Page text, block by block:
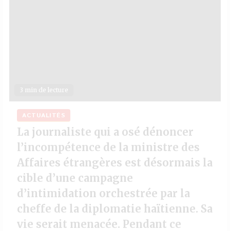
3 min de lecture
ACTUALITÉS
La journaliste qui a osé dénoncer
l’incompétence de la ministre des
Affaires étrangères est désormais la
cible d’une campagne
d’intimidation orchestrée par la
cheffe de la diplomatie haïtienne. Sa
vie serait menacée. Pendant ce